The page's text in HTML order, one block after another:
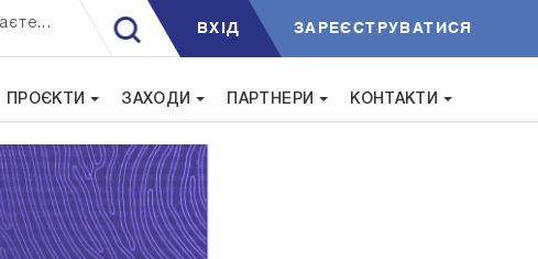
ВXIД ЗАРЕЄСТРУВАТИСЯ
ПРОЄКТИ ЗАХОДИ ПАРТНЕРИ КОНТАКТИ